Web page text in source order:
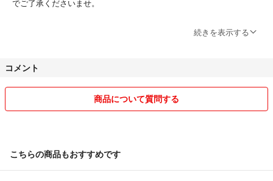
でご了承くださいませ。
商品に不備等ございましら評価前にご連絡をよろしくお願いいたしま
取引開始後のご連絡ですとご要望にお応えできないこともございますの
続きを表示する
コメント
商品について質問する
こちらの商品もおすすめです